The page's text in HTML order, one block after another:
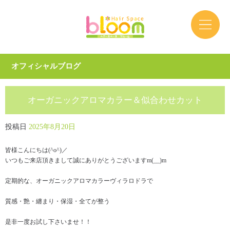
オフィシャルブログ
オーガニックアロマカラー＆似合わせカット
投稿日 2025年8月20日
皆様こんにちは(^o^)／
いつもご来店頂きまして誠にありがとうございますm(__)m
定期的な、オーガニックアロマカラーヴィラロドラで
質感・艶・纏まり・保湿・全てが整う
是非一度お試し下さいませ！！